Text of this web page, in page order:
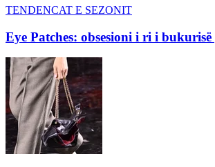
TENDENCAT E SEZONIT
Eye Patches: obsesioni i ri i